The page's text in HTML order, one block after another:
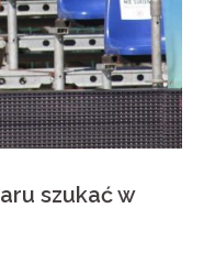
szukać w